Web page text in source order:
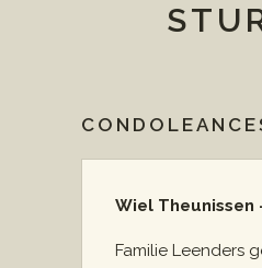
Wiel Theunissen
Familie Leenders